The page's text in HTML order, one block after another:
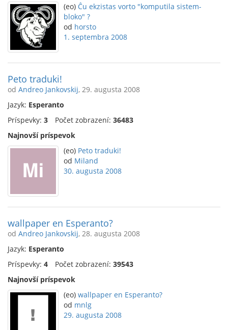
(eo) Ĉu ekzistas vorto "komputila sistem-
bloko" ?
od horsto
1. septembra 2008
Peto traduki!
od Andreo Jankovskij, 29. augusta 2008
Jazyk: Esperanto
Príspevky: 3 Počet zobrazení: 36483
Najnovší príspevok
(eo) Peto traduki!
od Miland
30. augusta 2008
wallpaper en Esperanto?
od Andreo Jankovskij, 28. augusta 2008
Jazyk: Esperanto
Príspevky: 4 Počet zobrazení: 39543
Najnovší príspevok
(eo) wallpaper en Esperanto?
od mnlg
29. augusta 2008